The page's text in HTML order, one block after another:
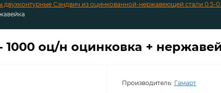
Сэндвич из оцинкованной-нержавеющей стали 0.5-
1000 оц/н оцинковка +
Производитель: Гамарт